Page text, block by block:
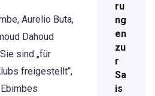
Aurelio Buta,
Dahoud
sind „für
freigestellt“,
ru
ng
en
zu
r
Sa
is